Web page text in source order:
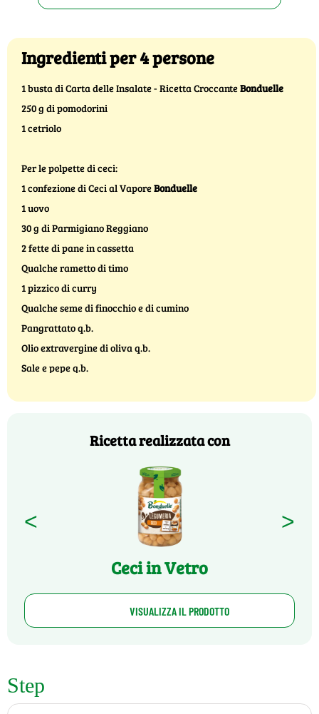
Ingredienti per 4 persone
1 busta di Carta delle Insalate - Ricetta CroccanteBonduelle
250 g di pomodorini
1 cetriolo
Per le polpette di ceci:
1 confezione di Ceci al VaporeBonduelle
1 uovo
30 g di Parmigiano Reggiano
2 fette di pane in cassetta
Qualche rametto di timo
1 pizzico di curry
Qualche seme di finocchio e di cumino
Pangrattato q.b.
Olio extravergine di oliva q.b.
Sale e pepe q.b.
Ricetta realizzata con
<
Ceci in Vetro
>
VISUALIZZA IL PRODOTTO
Step